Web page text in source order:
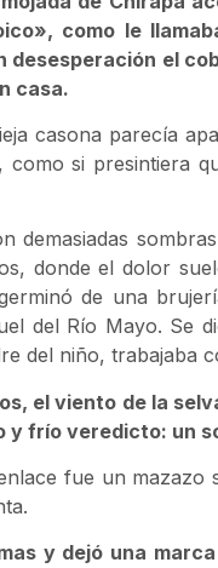
como le
desesperación el
casa.
casona parecía
si presintiera
demasiadas
donde el dolor
de una
del Río Mayo. Se
del niño, trabajaba
el viento de la
frío veredicto: un
fue un
y dejó una